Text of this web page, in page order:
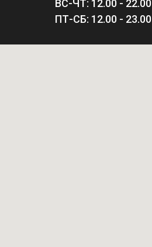
ВС-ЧТ: 12.00 - 22.00
ПТ-СБ: 12.00 - 23.00